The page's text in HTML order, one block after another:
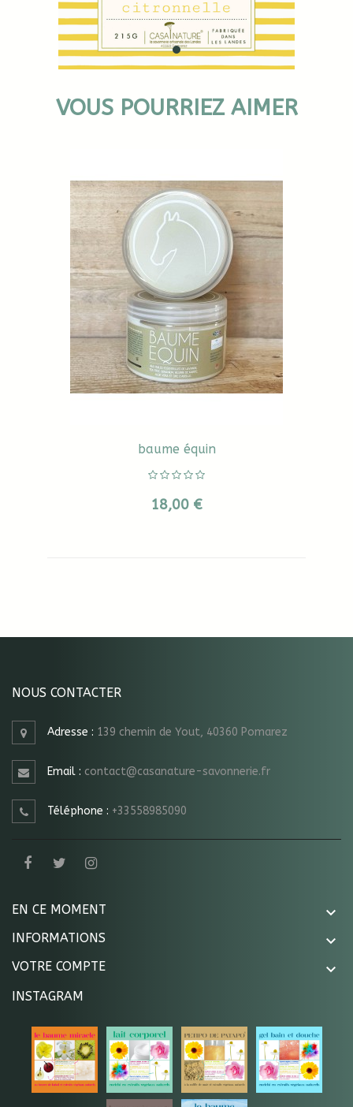
VOUS POURRIEZ AIMER
baume équin
18,00 €
NOUS CONTACTER
Adresse : 139 chemin de Yout, 40360 Pomarez
Email : contact@casanature-savonnerie.fr
Téléphone : +33558985090
EN CE MOMENT 
INFORMATIONS 
VOTRE COMPTE 
INSTAGRAM